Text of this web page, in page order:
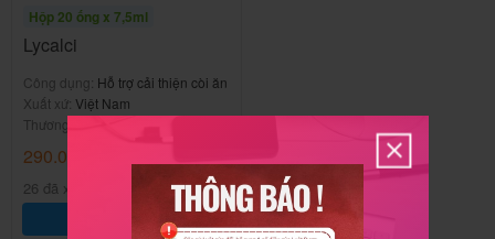
Hộp 20 ống x 7,5ml
Lycalci
Công dụng: Hỗ trợ cải thiện còi ăn
Xuất xứ: Việt Nam
Thương hiệu:
290.000
26 đã xem
Thêm vào giỏ hàng